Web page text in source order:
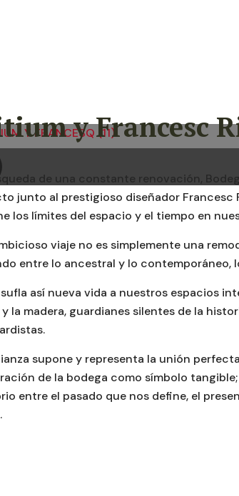
y Francesc
de una constante renovación,
junto al prestigioso diseñador Francesc
los límites del espacio y el tiempo en
viaje no es simplemente una
entre lo ancestral y lo contemporáneo,
así nueva vida a nuestros espacios
la madera, guardianes silentes de la
supone y representa la unión
de la bodega como símbolo
entre el pasado que nos define, el